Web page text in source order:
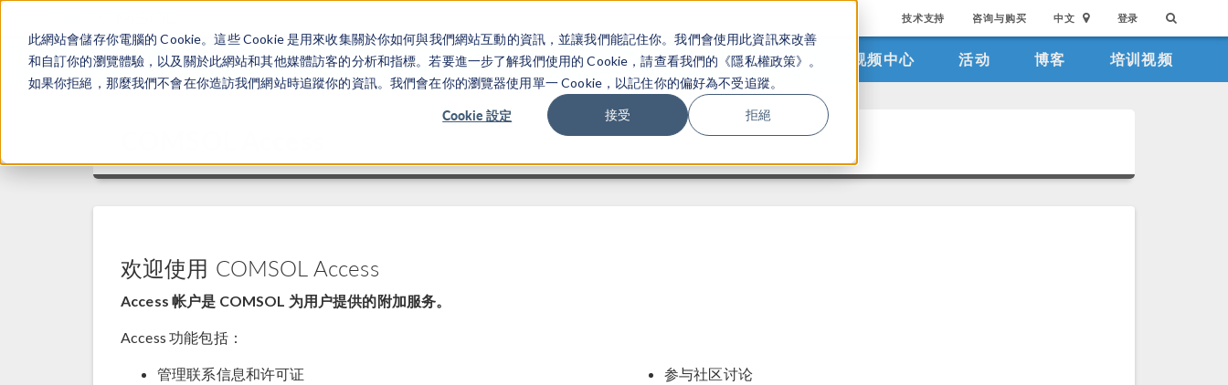
此網站會儲存你電腦的 Cookie。這些 Cookie 是用來收集關於你如何與我們網站互動的資訊，並讓我們能記住你。我們會使用此資訊來改善
和自訂你的瀏覽體驗，以及關於此網站和其他媒體訪客的分析和指標。若要進一步了解我們使用的 Cookie，請查看我們的《隱私權政策》。
如果你拒絕，那麼我們不會在你造訪我們網站時追蹤你的資訊。我們會在你的瀏覽器使用單一 Cookie，以記住你的偏好為不受追蹤。
Cookie 設定 接受 拒絕
技术支持 咨询与购买 中文 登录
产品 行业应用 视频中心 活动 博客 培训视频
欢迎使用 COMSOL Access
Access 帐户是 COMSOL 为用户提供的附加服务。
Access 功能包括：
管理联系信息和许可证
参与社区讨论